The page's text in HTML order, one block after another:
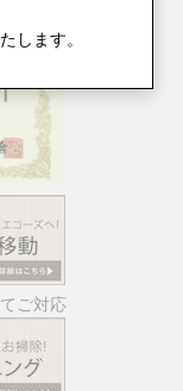
ご対応
します。